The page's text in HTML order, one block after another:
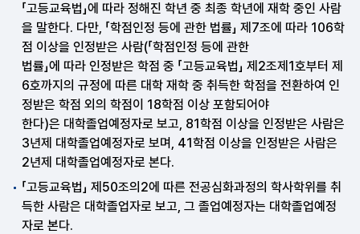
「고등교육법」에 따라 정해진 학년 중 최종 학년에 재학 중인 사람
을 말한다. 다만, 「학점인정 등에 관한 법률」 제7조에 따라 106학
점 이상을 인정받은 사람(「학점인정 등에 관한
법률」에 따라 인정받은 학점 중 「고등교육법」 제2조제1호부터 제
6호까지의 규정에 따른 대학 재학 중 취득한 학점을 전환하여 인
정받은 학점 외의 학점이 18학점 이상 포함되어야
한다)은 대학졸업예정자로 보고, 81학점 이상을 인정받은 사람은
3년제 대학졸업예정자로 보며, 41학점 이상을 인정받은 사람은
2년제 대학졸업예정자로 본다.
「고등교육법」 제50조의2에 따른 전공심화과정의 학사학위를 취
득한 사람은 대학졸업자로 보고, 그 졸업예정자는 대학졸업예정
자로 본다.